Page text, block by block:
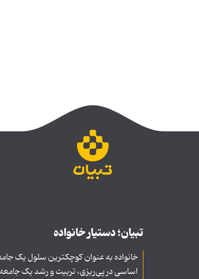
تبیان؛ دستیار خانواده
خانواده به عنوان کوچکترین سلول یک
اساسی در پی‌ریزی، تربیت و رشد یک